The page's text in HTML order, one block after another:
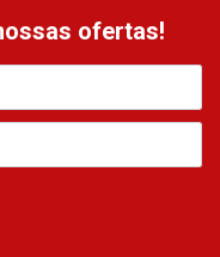
ofertas!